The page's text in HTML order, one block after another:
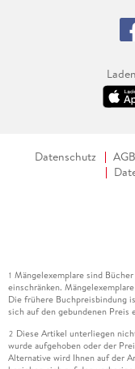
Datenschutz AGB
1 Mängelexemplare sind
einschränken.
Die frühere Buchpreisbindung
sich auf den gebundenen Preis
2 Diese Artikel unterliegen
wurde aufgehoben oder der
Alternative wird Ihnen auf der